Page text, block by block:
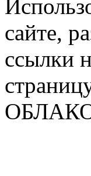
сайте,
ссылки